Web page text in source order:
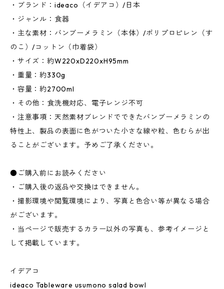
・ブランド：ideaco（イデアコ）/日本
・ジャンル：食器
・主な素材：バンブーメラミン（本体）/ポリプロピレン（す
のこ）/コットン（巾着袋）
・サイズ：約W220xD220xH95mm
・重量：約330g
・容量：約2700ml
・その他：食洗機対応、電子レンジ不可
・注意事項：天然素材ブレンドでできたバンブーメラミンの
特性上、製品の表面に色がついた小さな線や粒、色むらが出
ることがございます。予めご了承ください。
●ご購入前にお読みください
・ご購入後の返品や交換はできません。
・撮影環境や閲覧環境により、写真と色合い等が異なる場合
がございます。
・当ページで販売するカラー以外の写真も、参考イメージと
して掲載しています。
イデアコ
ideaco Tableware usumono salad bowl